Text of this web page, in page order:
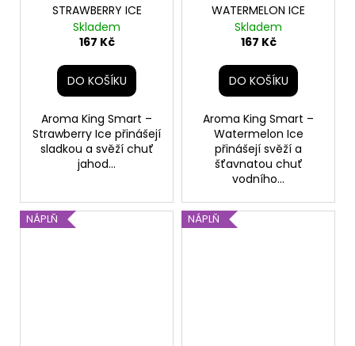
STRAWBERRY ICE
Skladem
167 Kč
DO KOŠÍKU
Aroma King Smart –
Strawberry Ice přinášejí
sladkou a svěží chuť
jahod...
WATERMELON ICE
Skladem
167 Kč
DO KOŠÍKU
Aroma King Smart –
Watermelon Ice
přinášejí svěží a
šťavnatou chuť
vodního...
NÁPLŇ NÁPLŇ